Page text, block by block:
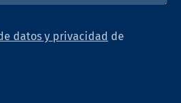
datos y privacidad de